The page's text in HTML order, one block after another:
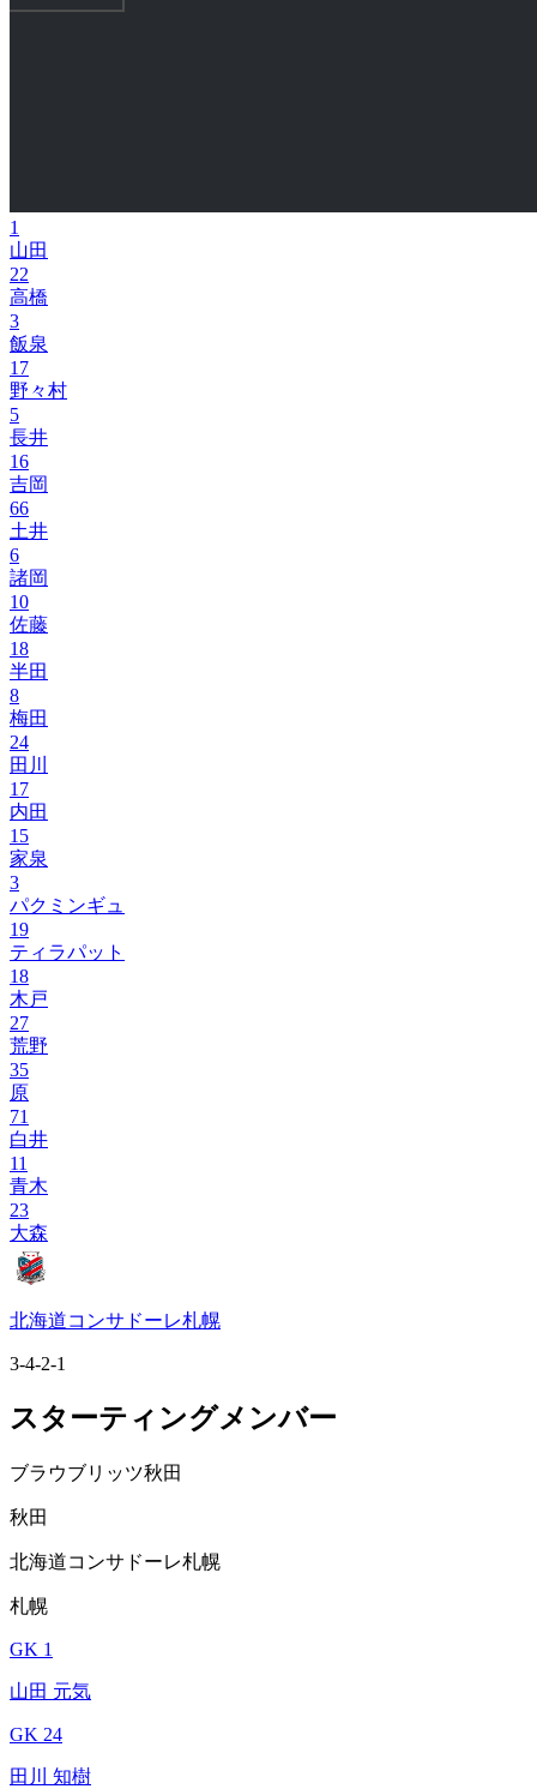
1
山田
22
高橋
3
飯泉
17
野々村
5
長井
16
吉岡
66
土井
6
諸岡
10
佐藤
18
半田
8
梅田
24
田川
17
内田
15
家泉
3
パクミンギュ
19
ティラパット
18
木戸
27
荒野
35
原
71
白井
11
青木
23
大森
北海道コンサドーレ札幌
3-4-2-1
スターティングメンバー
ブラウブリッツ秋田
秋田
北海道コンサドーレ札幌
札幌
GK 1
山田 元気
GK 24
田川 知樹